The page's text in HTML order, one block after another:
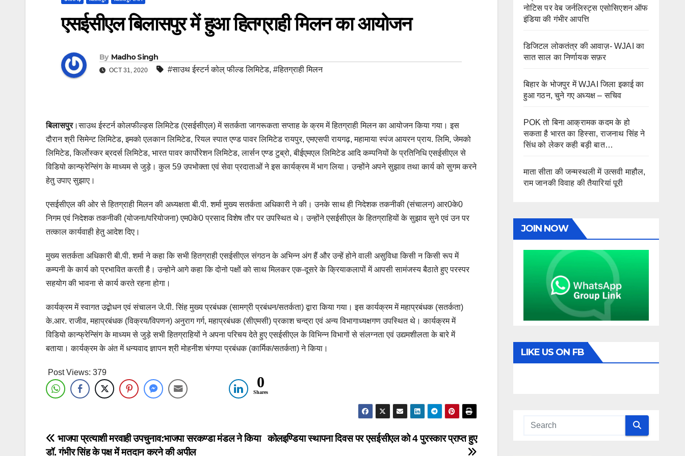
एसईसीएल बिलासपुर में हुआ हितग्राही मिलन का आयोजन
By Madho Singh
OCT 31, 2020 #साउथ ईस्टर्न कोल् फील्ड लिमिटेड, #हितग्राही मिलन
बिलासपुर।साउथ ईस्टर्न कोलफील्ड्स लिमिटेड (एसईसीएल) में सतर्कता जागरूकता सप्ताह के क्रम में हितग्राही मिलन का आयोजन किया गया। इस
दौरान श्री सिमेन्ट लिमिटेड, इमको एलकान लिमिटेड, रियल स्पात एण्ड पावर लिमिटेड रायपुर, एमएसपी रायगढ़, महामाया स्पंज आयरन प्राय. लिमि, जेमको
लिमिटेड, किर्लोस्कर ब्रदर्स लिमिटेड, भारत पावर कार्पोरेशन लिमिटेड, लार्सन एण्ड टुब्रो, बीईएमएल लिमिटेड आदि कम्पनियों के प्रतिनिधि एसईसीएल से
विडियो कान्फ्रेन्सिंग के माध्यम से जुड़े। कुल 59 उपभोक्ता एवं सेवा प्रदाताओं ने इस कार्यक्रम में भाग लिया। उन्होंने अपने सुझाव तथा कार्य को सुगम करने
हेतु उपाए सुझाए।
एसईसीएल की ओर से हितग्राही मिलन की अध्यक्षता बी.पी. शर्मा मुख्य सतर्कता अधिकारी ने की। उनके साथ ही निदेशक तकनीकी (संचालन) आर0के0
निगम एवं निदेशक तकनीकी (योजना/परियोजना) एम0के0 प्रसाद विशेष तौर पर उपस्थित थे। उन्होंने एसईसीएल के हितग्राहियों के सुझाव सुने एवं उन पर
तत्काल कार्यवाही हेतु आदेश दिए।
मुख्य सतर्कता अधिकारी बी.पी. शर्मा ने कहा कि सभी हितग्राही एसईसीएल संगठन के अभिन्न अंग हैं और उन्हें होने वाली असुविधा किसी न किसी रूप में
कम्पनी के कार्य को प्रभावित करती है। उन्होने आगे कहा कि दोनो पक्षों को साथ मिलकर एक-दूसरे के क्रियाकलापों में आपसी सामंजस्य बैठाते हुए परस्पर
सहयोग की भावना से कार्य करते रहना होगा।
कार्यक्रम में स्वागत उद्बोधन एवं संचालन जे.पी. सिंह मुख्य प्रबंधक (सामग्री प्रबंधन/सतर्कता) द्वारा किया गया। इस कार्यक्रम में महाप्रबंधक (सतर्कता)
के.आर. राजीव, महाप्रबंधक (विक्रय/विपणन) अनुराग गर्ग, महाप्रबंधक (सीएमसी) प्रकाश चन्द्रा एवं अन्य विभागाध्यक्षगण उपस्थित थे। कार्यक्रम में
विडियो कान्फ्रेन्सिंग के माध्यम से जुड़े सभी हितग्राहियों ने अपना परिचय देते हुए एसईसीएल के विभिन्न विभागों से संलग्नता एवं उद्यमशीलता के बारे में
बताया। कार्यक्रम के अंत में धन्यवाद ज्ञापन श्री मोहनीश चंगप्पा प्रबंधक (कार्मिक/सतर्कता) ने किया।
Post Views: 379
0
Shares
Post
कोलइण्डिया स्थापना दिवस पर एसईसीएल को 4 पुरस्कार प्राप्त हुए
भाजपा प्रत्याशी मरवाही उपचुनाव:भाजपा सरकण्डा मंडल ने किया
डॉ. गंभीर सिंह के पक्ष में मतदान करने की अपील
नोटिस पर वेब जर्नलिस्ट्स एसोसिएशन ऑफ
इंडिया की गंभीर आपत्ति
डिजिटल लोकतंत्र की आवाज़- WJAI का
सात साल का निर्णायक सफ़र
बिहार के भोजपुर में WJAI जिला इकाई का
हुआ गठन, चुने गए अध्यक्ष – सचिव
POK तो बिना आक्रामक कदम के हो
सकता है भारत का हिस्सा, राजनाथ सिंह ने
सिंध को लेकर कही बड़ी बात…
माता सीता की जन्मस्थली में उत्सवी माहौल,
राम जानकी विवाह की तैयारियां पूरी
JOIN NOW
LIKE US ON FB